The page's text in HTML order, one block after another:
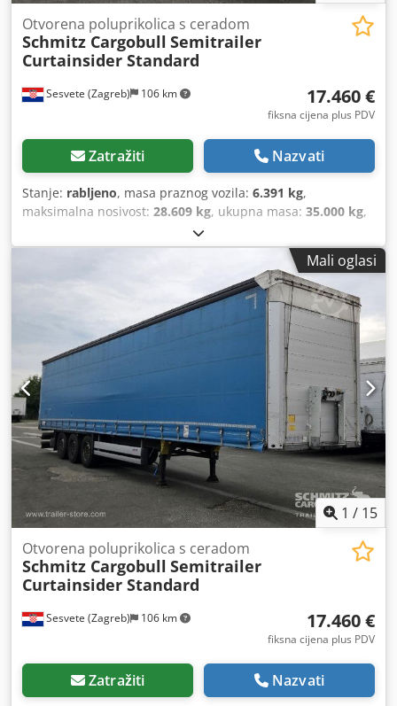
Sesvete (Zagreb) 106 km
Otvorena poluprikolica s ceradom
Schmitz Cargobull Semitrailer
Curtainsider Standard
17.460 €
fiksna cijena plus PDV
Zatražiti Nazvati
Stanje: rabljeno, masa praznog vozila: 6.391 kg,
maksimalna nosivost: 28.609 kg, ukupna masa: 35.000 kg,
3 osovine
duljina prostora za utovar:13.620 mm, širina utovarnog
, visina utovarnog prostora: 2.730 mm,
92 m³, ovjes:zrak, dimenzija
, boja:plava, Godina proizvodnje:2021
Mali oglasi
1 / 15
Sesvete (Zagreb) 106 km
Otvorena poluprikolica s ceradom
Schmitz Cargobull Semitrailer
Curtainsider Standard
17.460 €
fiksna cijena plus PDV
Zatražiti Nazvati